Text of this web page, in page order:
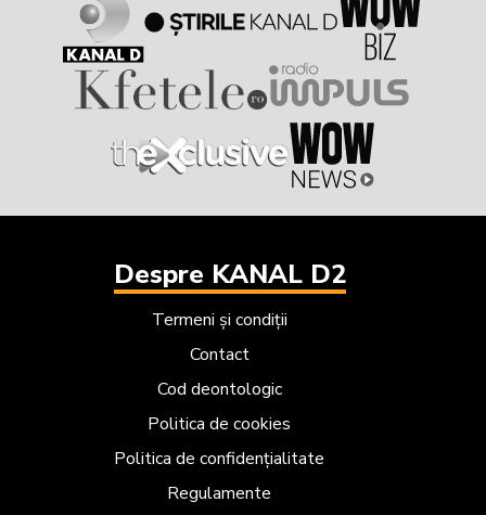
Despre KANAL D2
Termeni și condiții
Contact
Cod deontologic
Politica de cookies
Politica de confidențialitate
Regulamente